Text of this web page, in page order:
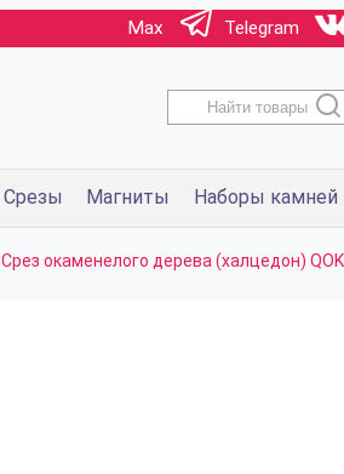
Max Telegram
Найти товары
Срезы Магниты Наборы камней
Срез окаменелого дерева (халцедон)